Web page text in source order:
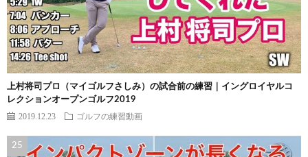
上村将司プロ（マイゴルフさしみ）の試合前の練習｜イングロイヤルコ
レクションオープンゴルフ2019
2019.12.23 ゴルフの練習動画